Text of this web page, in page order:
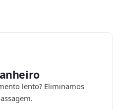
lento? Eliminamos